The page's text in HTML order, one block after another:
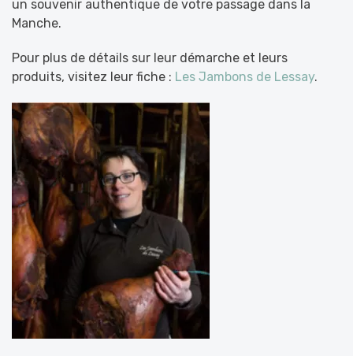
un souvenir authentique de votre passage dans la
Manche.
Pour plus de détails sur leur démarche et leurs
produits, visitez leur fiche : Les Jambons de Lessay.